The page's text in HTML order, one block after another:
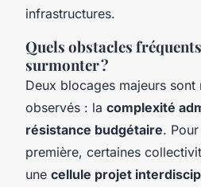
infrastructures.
Quels obstacles
surmonter ?
Deux blocages majeurs sont
observés : la complexité
résistance budgétaire.
première, certaines
une cellule projet